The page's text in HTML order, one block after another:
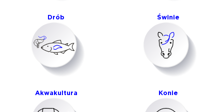
Drób Świnie
Akwakultura Konie